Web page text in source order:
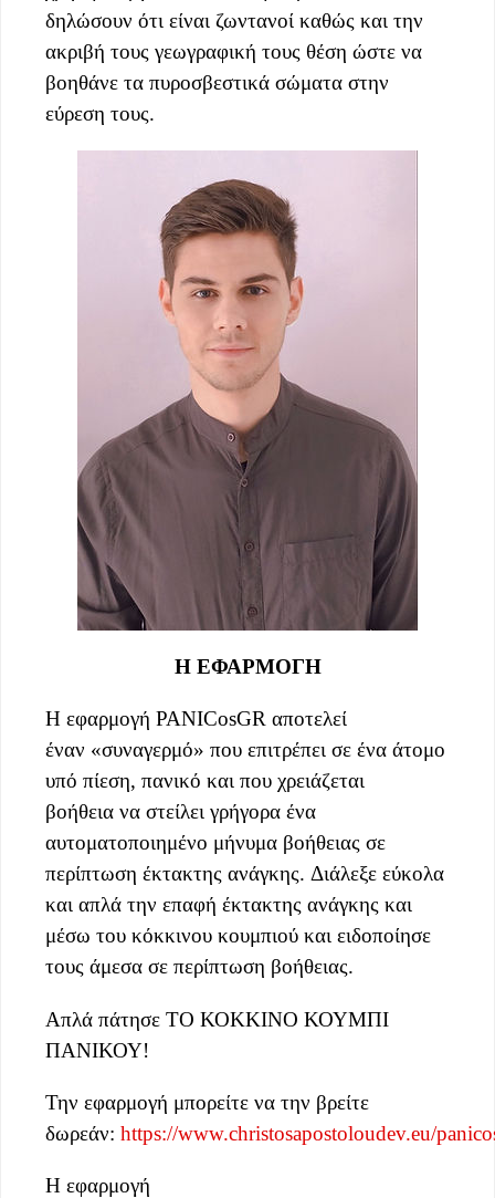
δηλώσουν ότι είναι ζωντανοί καθώς και την
ακριβή τους γεωγραφική τους θέση ώστε να
βοηθάνε τα πυροσβεστικά σώματα στην
εύρεση τους.
Η ΕΦΑΡΜΟΓΗ
Η εφαρμογή PANICosGR αποτελεί
έναν «συναγερμό» που επιτρέπει σε ένα άτομο
υπό πίεση, πανικό και που χρειάζεται
βοήθεια να στείλει γρήγορα ένα
αυτοματοποιημένο μήνυμα βοήθειας σε
περίπτωση έκτακτης ανάγκης. Διάλεξε εύκολα
και απλά την επαφή έκτακτης ανάγκης και
μέσω του κόκκινου κουμπιού και ειδοποίησε
τους άμεσα σε περίπτωση βοήθειας.
Απλά πάτησε ΤΟ ΚΟΚΚΙΝΟ ΚΟΥΜΠΙ
ΠΑΝΙΚΟΥ!
Την εφαρμογή μπορείτε να την βρείτε
δωρεάν: https://www.christosapostoloudev.eu/
Η εφαρμογή